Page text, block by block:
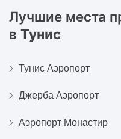
Лучшие места
в Тунис
Тунис Аэропорт
Джерба Аэропорт
Аэропорт Монастир